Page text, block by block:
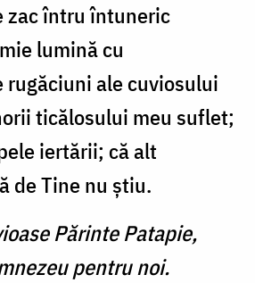
zac întru în­tuneric
lu­mină cu
rugă­ciuni ale cuviosului
ticălosului meu su­flet;
iertă­rii; că alt
de Tine nu ştiu.
Părinte Patapie,
pentru noi.